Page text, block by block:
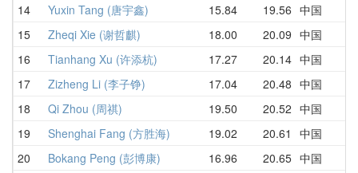
14 Yuxin Tang (唐宇鑫) 15.84 19.56 中国
15 Zheqi Xie (谢哲麒) 18.00 20.09 中国
16 Tianhang Xu (许添杭) 17.27 20.14 中国
17 Zizheng Li (李子铮) 17.04 20.48 中国
18 Qi Zhou (周祺) 19.50 20.52 中国
19 Shenghai Fang (方胜海) 19.02 20.61 中国
20 Bokang Peng (彭博康) 16.96 20.65 中国